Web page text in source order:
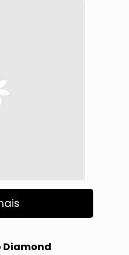
Diamond